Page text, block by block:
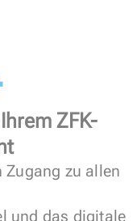
ZFK-
Zugang zu allen
und das digitale